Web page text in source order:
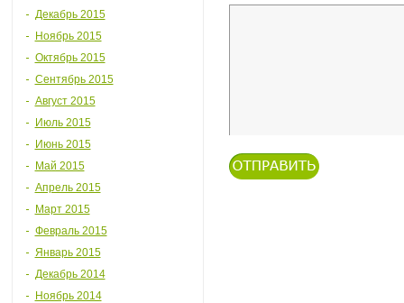
Декабрь 2015
Ноябрь 2015
Октябрь 2015
Сентябрь 2015
Август 2015
Июль 2015
Июнь 2015
Май 2015
Апрель 2015
Март 2015
Февраль 2015
Январь 2015
Декабрь 2014
Ноябрь 2014